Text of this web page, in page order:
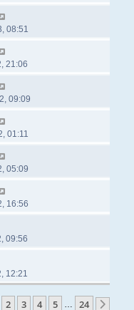
08:51
21:06
09:09
01:11
05:09
16:56
09:56
12:21
1 de 24
2 3 4 5 … 24